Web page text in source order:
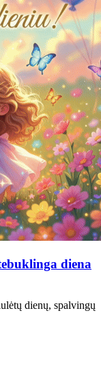
diena
dienų, spalvingų